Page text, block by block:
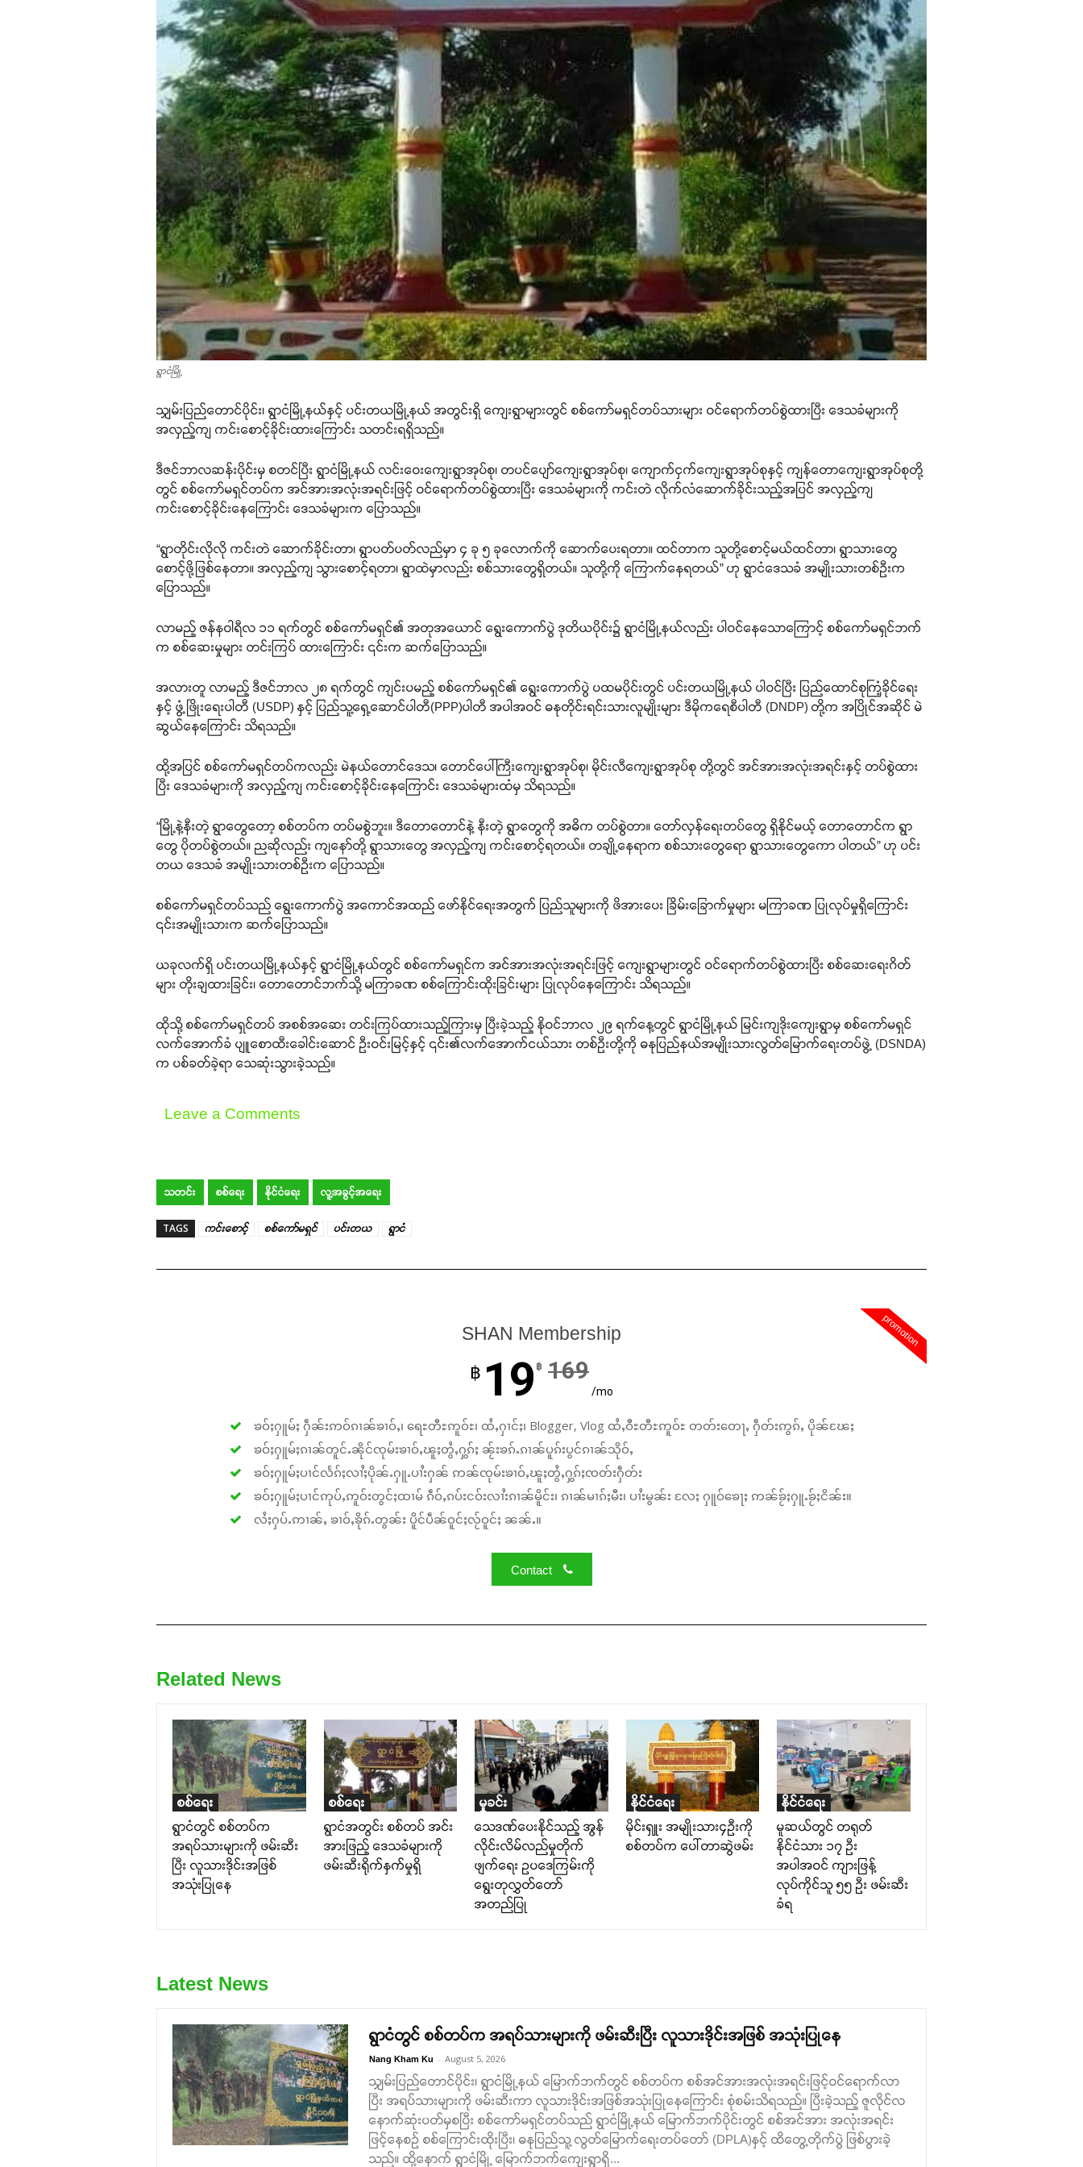
Support SHAN
ရွာငံမြို့
သျှမ်းပြည်တောင်ပိုင်း၊ ရွာငံမြို့နယ်နှင့် ပင်းတယမြို့နယ် အတွင်းရှိ ကျေးရွာများတွင် စစ်ကော်မရှင်တပ်သားများ ဝင်ရောက်တပ်စွဲထားပြီး ဒေသခံများကို
အလှည့်ကျ ကင်းစောင့်ခိုင်းထားကြောင်း သတင်းရရှိသည်။
ဒီဇင်ဘာလဆန်းပိုင်းမှ စတင်ပြီး ရွာငံမြို့နယ် လင်းဝေးကျေးရွာအုပ်စု၊ တပင်ပျော်ကျေးရွာအုပ်စု၊ ကျောက်ငှက်ကျေးရွာအုပ်စုနှင့် ကျန်တောကျေးရွာအုပ်စုတို့
တွင် စစ်ကော်မရှင်တပ်က အင်အားအလုံးအရင်းဖြင့် ဝင်ရောက်တပ်စွဲထားပြီး ဒေသခံများကို ကင်းတဲ လိုက်လံဆောက်ခိုင်းသည့်အပြင် အလှည့်ကျ
ကင်းစောင့်ခိုင်းနေကြောင်း ဒေသခံများက ပြောသည်။
“ရွာတိုင်းလိုလို ကင်းတဲ ဆောက်ခိုင်းတာ၊ ရွာပတ်ပတ်လည်မှာ ၄ ခု ၅ ခုလောက်ကို ဆောက်ပေးရတာ။ ထင်တာက သူတို့စောင့်မယ်ထင်တာ၊ ရွာသားတွေ
စောင့်ဖို့ဖြစ်နေတာ။ အလှည့်ကျ သွားစောင့်ရတာ၊ ရွာထဲမှာလည်း စစ်သားတွေရှိတယ်။ သူတို့ကို ကြောက်နေရတယ်” ဟု ရွာငံဒေသခံ အမျိုးသားတစ်ဦးက
ပြောသည်။
လာမည့် ဇန်နဝါရီလ ၁၁ ရက်တွင် စစ်ကော်မရှင်၏ အတုအယောင် ရွေးကောက်ပွဲ ဒုတိယပိုင်း၌ ရွာငံမြို့နယ်လည်း ပါဝင်နေသောကြောင့် စစ်ကော်မရှင်ဘက်
က စစ်ဆေးမှုများ တင်းကြပ် ထားကြောင်း ၎င်းက ဆက်ပြောသည်။
အလားတူ လာမည့် ဒီဇင်ဘာလ ၂၈ ရက်တွင် ကျင်းပမည့် စစ်ကော်မရှင်၏ ရွေးကောက်ပွဲ ပထမပိုင်းတွင် ပင်းတယမြို့နယ် ပါဝင်ပြီး ပြည်ထောင်စုကြံ့ခိုင်ရေး
နှင့် ဖွံ့ဖြိုးရေးပါတီ (USDP) နှင့် ပြည်သူ့ရှေ့ဆောင်ပါတီ(PPP)ပါတီ အပါအဝင် ဓနုတိုင်းရင်းသားလူမျိုးများ ဒီမိုကရေစီပါတီ (DNDP) တို့က အပြိုင်အဆိုင် မဲ
ဆွယ်နေကြောင်း သိရသည်။
ထို့အပြင် စစ်ကော်မရှင်တပ်ကလည်း မဲနယ်တောင်ဒေသ၊ တောင်ပေါ်ကြီးကျေးရွာအုပ်စု၊ မိုင်းလီကျေးရွာအုပ်စု တို့တွင် အင်အားအလုံးအရင်းနှင့် တပ်စွဲထား
ပြီး ဒေသခံများကို အလှည့်ကျ ကင်းစောင့်ခိုင်းနေကြောင်း ဒေသခံများထံမှ သိရသည်။
“မြို့နဲ့နီးတဲ့ ရွာတွေတော့ စစ်တပ်က တပ်မစွဲဘူး။ ဒီတောတောင်နဲ့ နီးတဲ့ ရွာတွေကို အဓိက တပ်စွဲတာ။ တော်လှန်ရေးတပ်တွေ ရှိနိုင်မယ့် တောတောင်က ရွာ
တွေ ပိုတပ်စွဲတယ်။ ညဆိုလည်း ကျနော်တို့ ရွာသားတွေ အလှည့်ကျ ကင်းစောင့်ရတယ်။ တချို့နေရာက စစ်သားတွေရော ရွာသားတွေကော ပါတယ်” ဟု ပင်း
တယ ဒေသခံ အမျိုးသားတစ်ဦးက ပြောသည်။
စစ်ကော်မရှင်တပ်သည် ရွေးကောက်ပွဲ အကောင်အထည် ဖော်နိုင်ရေးအတွက် ပြည်သူများကို ဖိအားပေး ခြိမ်းခြောက်မှုများ မကြာခဏ ပြုလုပ်မှုရှိကြောင်း
၎င်းအမျိုးသားက ဆက်ပြောသည်။
ယခုလက်ရှိ ပင်းတယမြို့နယ်နှင့် ရွာငံမြို့နယ်တွင် စစ်ကော်မရှင်က အင်အားအလုံးအရင်းဖြင့် ကျေးရွာများတွင် ဝင်ရောက်တပ်စွဲထားပြီး စစ်ဆေးရေးဂိတ်
များ တိုးချထားခြင်း၊ တောတောင်ဘက်သို့ မကြာခဏ စစ်ကြောင်းထိုးခြင်းများ ပြုလုပ်နေကြောင်း သိရသည်။
ထိုသို့ စစ်ကော်မရှင်တပ် အစစ်အဆေး တင်းကြပ်ထားသည့်ကြားမှ ပြီးခဲ့သည့် နိုဝင်ဘာလ ၂၉ ရက်နေ့တွင် ရွာငံမြို့နယ် မြင်းကျဒိုးကျေးရွာမှ စစ်ကော်မရှင်
လက်အောက်ခံ ပျူစောထီးခေါင်းဆောင် ဦးဝင်းမြင့်နှင့် ၎င်း၏လက်အောက်ငယ်သား တစ်ဦးတို့ကို ဓနုပြည်နယ်အမျိုးသားလွတ်မြောက်ရေးတပ်ဖွဲ့ (DSNDA)
က ပစ်ခတ်ခဲ့ရာ သေဆုံးသွားခဲ့သည်။
Leave a Comments
သတင်း စစ်ရေး နိုင်ငံရေး လူ့အခွင့်အရေး
TAGS ကင်းစောင့် စစ်ကော်မရှင် ပင်းတယ ရွာငံ
promotion
SHAN Membership
฿ 19 ฿ 169
/mo
ၶဝ်ႈႁူမ်ႈ ႁဵၼ်းဢဝ်ၵၢၼ်ၶၢဝ်ႇ၊ ရေႊတီႊဢူဝ်ႊ၊ ထႆႇႁၢင်ႈ၊ Blogger, Vlog ထႆႇဝီႊတီႊဢူဝ်ႊ တတ်းတေႃႇ ႁဵတ်းဢွၵ်ႇ ပိုၼ်ၽႄႈ
ၶဝ်ႈႁူမ်ႈၵၢၼ်တူင်ႉၼိုင်ၸုမ်းၶၢဝ်ႇၽူႈတွႆႇႁွၵ်ႈ ၼႂ်းၶၵ်ႉၵၢၼ်ပူၵ်းပွင်ၵၢၼ်သိုဝ်ႇ
ၶဝ်ႈႁူမ်ႈပၢင်လႅၵ်ႈလၢႆႈပိုၼ်ႉႁူႉပၢႆးႁၼ် ဢၼ်ၸုမ်းၶၢဝ်ႇၽူႈတွႆႇႁွၵ်ႈၸတ်းႁဵတ်း
ၶဝ်ႈႁူမ်ႈပၢင်ဢုပ်ႇဢူဝ်းတွင်ႈထၢမ် ၵဵဝ်ႇၵပ်းငဝ်းလၢႆးၵၢၼ်မိူင်း၊ ၵၢၼ်မၢၵ်ႈမီး၊ ပၢႆးမွၼ်း လႄႈ ႁူဝ်ၶေႃႈ ဢၼ်ၶႂ်ႈႁူႉၶႂ်ႈငိၼ်း။
လႆႈႁပ်ႉဢၢၼ်ႇ ၶၢဝ်ႇၶိုၵ်ႉတွၼ်း ပိူင်ပဵၼ်ဝူင်ႈလႂ်ဝူင်ႈ ၼၼ်ႉ။
Contact
Related News
စစ်ရေး
ရွာငံတွင် စစ်တပ်က
အရပ်သားများကို ဖမ်းဆီး
ပြီး လူသားဒိုင်းအဖြစ်
အသုံးပြုနေ
စစ်ရေး
ရွာငံအတွင်း စစ်တပ် အင်း
အားဖြည့် ဒေသခံများကို
ဖမ်းဆီးရိုက်နှက်မှုရှိ
မှုခင်း
သေဒဏ်ပေးနိုင်သည့် အွန်
လိုင်းလိမ်လည်မှုတိုက်
ဖျက်ရေး ဥပဒေကြမ်းကို
ရွေးတုလွှတ်တော်
အတည်ပြု
နိုင်ငံရေး
မိုင်းရှူး အမျိုးသား၄ဉီးကို
စစ်တပ်က ပေါ်တာဆွဲဖမ်း
နိုင်ငံရေး
မူဆယ်တွင် တရုတ်
နိုင်ငံသား ၁၇ ဦး
အပါအဝင် ကျားဖြန့်
လုပ်ကိုင်သူ ၅၅ ဦး ဖမ်းဆီး
ခံရ
Latest News
ရွာငံတွင် စစ်တပ်က အရပ်သားများကို ဖမ်းဆီးပြီး လူသားဒိုင်းအဖြစ် အသုံးပြုနေ
Nang Kham Ku - August 5, 2026
သျှမ်းပြည်တောင်ပိုင်း၊ ရွာငံမြို့နယ် မြောက်ဘက်တွင် စစ်တပ်က စစ်အင်အားအလုံးအရင်းဖြင့်ဝင်ရောက်လာ
ပြီး အရပ်သားများကို ဖမ်းဆီးကာ လူသားဒိုင်းအဖြစ်အသုံးပြုနေကြောင်း စုံစမ်းသိရသည်။ ပြီးခဲ့သည့် ဇူလိုင်လ
နောက်ဆုံးပတ်မှစပြီး စစ်ကော်မရှင်တပ်သည် ရွာငံမြို့နယ် မြောက်ဘက်ပိုင်းတွင် စစ်အင်အား အလုံးအရင်း
ဖြင့်နေစဉ် စစ်ကြောင်းထိုးပြီး၊ ဓနုပြည်သူ့ လွတ်မြောက်ရေးတပ်တော် (DPLA)နှင့် ထိတွေ့တိုက်ပွဲ ဖြစ်ပွားခဲ့
သည်။ ထို့နောက် ရွာငံမြို့ မြောက်ဘက်ကျေးရွာရှိ...